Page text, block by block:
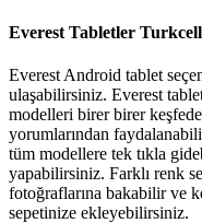
Everest Tabletler Turkcell
Everest Android tablet
ulaşabilirsiniz. Everest
modelleri birer birer
yorumlarından
tüm modellere tek tıkla
yapabilirsiniz. Farklı renk
fotoğraflarına bakabilir ve
sepetinize ekleyebilirsiniz.